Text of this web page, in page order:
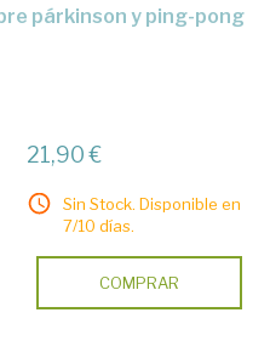
párkinson y ping-pong
21,90 €
Sin Stock. Disponible en
7/10 días.
COMPRAR